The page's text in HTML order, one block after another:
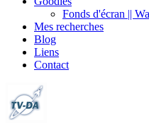
Fonds d'écran ||
Mes recherches
Blog
Liens
Contact